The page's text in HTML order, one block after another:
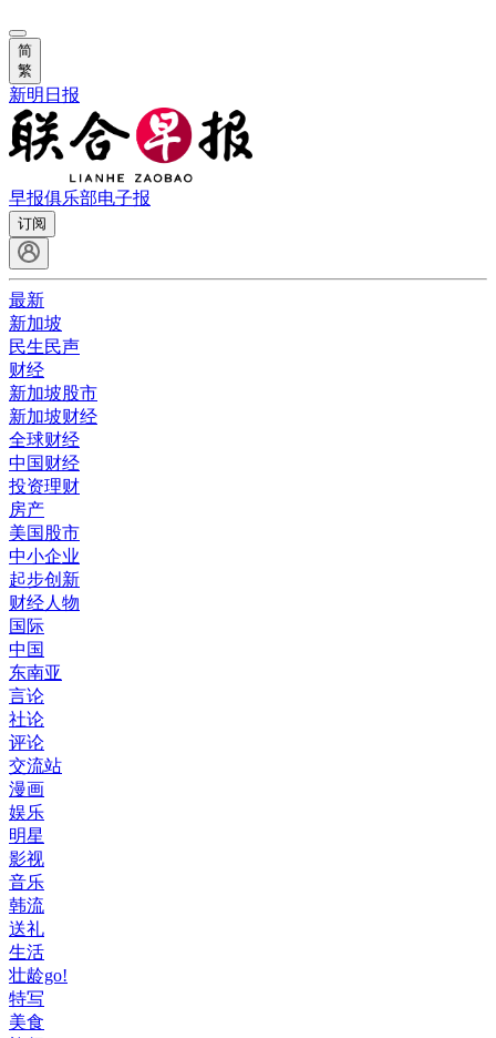
简
繁
新明日报
早报俱乐部电子报
订阅
最新
新加坡
民生民声
财经
新加坡股市
新加坡财经
全球财经
中国财经
投资理财
房产
美国股市
中小企业
起步创新
财经人物
国际
中国
东南亚
言论
社论
评论
交流站
漫画
娱乐
明星
影视
音乐
韩流
送礼
生活
壮龄go!
特写
美食